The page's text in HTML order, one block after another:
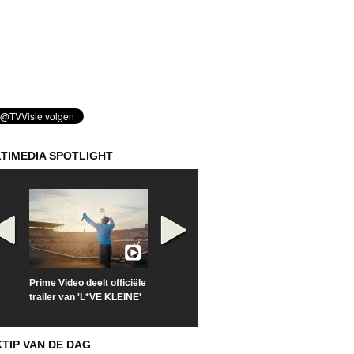
SPOTLIGHT
Prime Video deelt officiële
trailer van 'L*VE KLEINE'
VAN DE DAG